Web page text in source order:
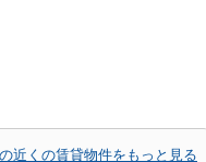
近くの賃貸物件をもっと見る